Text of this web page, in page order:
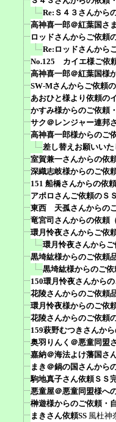
Re:Ｓ４３さんから
高神喜一郎＠紅葉国さ
ロッドさんからご依頼
Re:ロッドさんから
No.125 カイエ様ご依
高神喜一郎＠紅葉国様
SW-Mさんからご依頼
あおひと様より依頼の
かすみ様からのご依頼
サク＠レンジャー連邦
高神喜一郎様からのご
差し替えお願いい
室賀兼一さんからの依
深織志岐様からのご依
151 船橋さんからの依頼
アポロさんご依頼のＳＳ
東西 天孤さんからの
竜宮司さんからの依頼
環月怜夜さんからご依
環月怜夜さんから
黒埼紘様からのご依頼
黒埼紘様からのご依
150環月怜夜さんから
花陵さんからのご依頼
環月怜夜様からのご依
花陵さんからのご依頼
159萩野むつきさんか
奥羽りんく＠悪童同盟
嘉納＠海法よけ藩国さ
まき＠鍋の国さんから
駒地真子さん依頼ＳＳ
悪童屋＠悪童同盟様へ
榊遊様からのご依頼・
まきさん依頼SS 風杜神